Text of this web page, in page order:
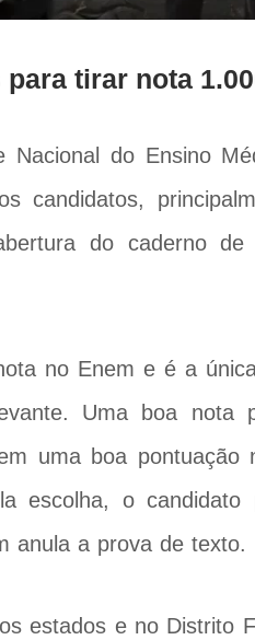
tirar nota
Nacional do Ensino
candidatos,
do caderno
no Enem e é a
Uma boa nota
uma boa
escolha, o
anula a prova de texto.
estados e no Distrito